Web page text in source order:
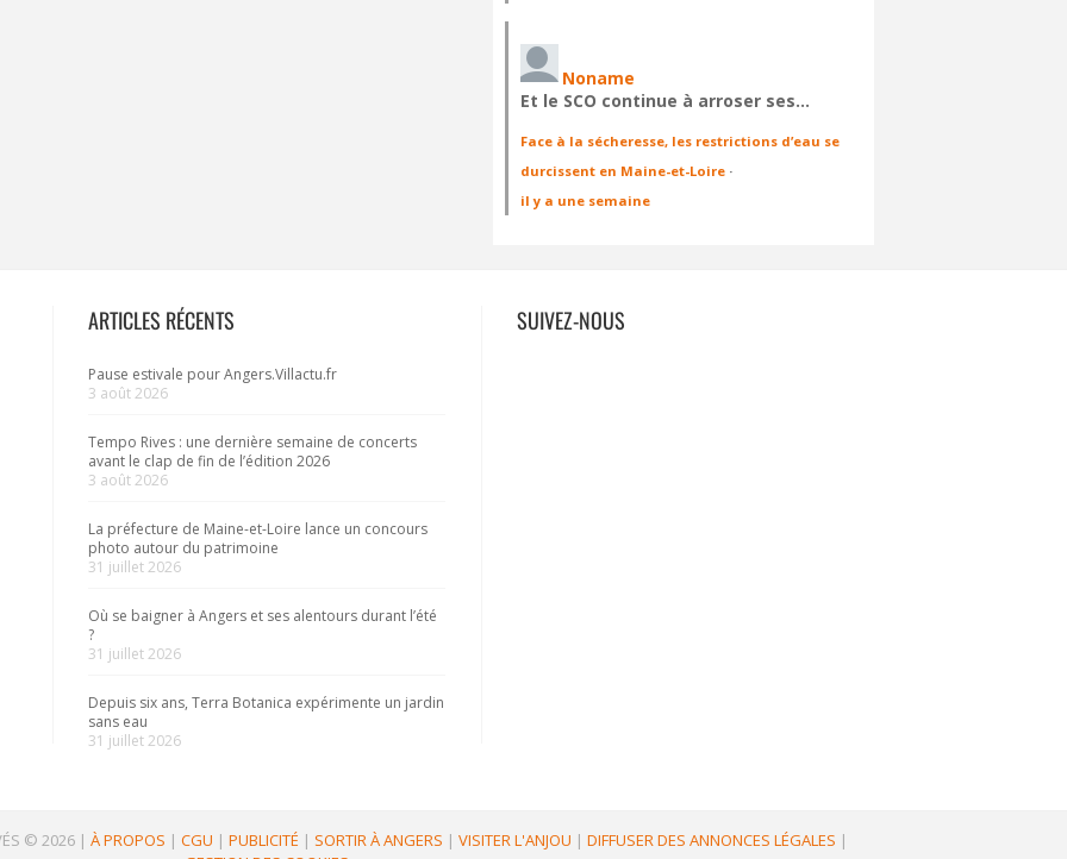
Noname
Et le SCO continue à arroser ses…
Face à la sécheresse, les restrictions d’eau se
durcissent en Maine-et-Loire ·
il y a une semaine
ARTICLES RÉCENTS
Pause estivale pour Angers.Villactu.fr
3 août 2026
Tempo Rives : une dernière semaine de concerts
avant le clap de fin de l’édition 2026
3 août 2026
La préfecture de Maine-et-Loire lance un concours
photo autour du patrimoine
31 juillet 2026
Où se baigner à Angers et ses alentours durant l’été
?
31 juillet 2026
Depuis six ans, Terra Botanica expérimente un jardin
sans eau
31 juillet 2026
SUIVEZ-NOUS
© 2026 | À PROPOS | CGU | PUBLICITÉ | SORTIR À ANGERS | VISITER L'ANJOU | DIFFUSER DES ANNONCES LÉGALES |